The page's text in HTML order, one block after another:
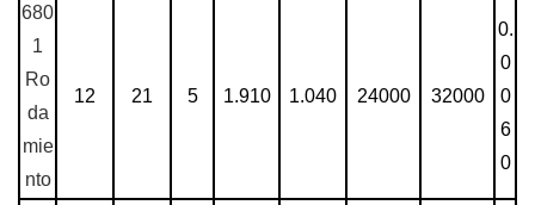
680
1
Ro
da
mie
nto
12 21 5 1.910 1.040 24000 32000
0.
0
0
6
0